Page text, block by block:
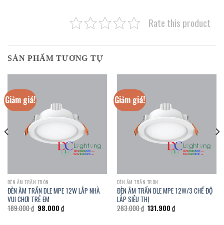
Rate this product
SẢN PHẨM TƯƠNG TỰ
Giảm giá!
ĐÈN ÂM TRẦN TRÒN
ĐÈN ÂM TRẦN DLE MPE 12W LẮP NHÀ
VUI CHƠI TRẺ EM
189.000₫ Giá
gốc
98.000 ₫Giá
hiện
Giảm giá!
ĐÈN ÂM TRẦN TRÒN
ĐÈN ÂM TRẦN DLE MPE 12W/3 CHẾ ĐỘ
LẮP SIÊU THỊ
283.000₫ Giá
gốc
131.900 ₫Giá
hiện